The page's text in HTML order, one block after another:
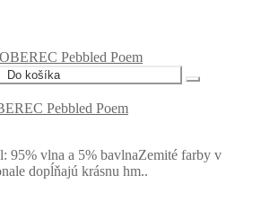
Do košíka
Pebbled Poem
95% vlna a 5% bavlnaZemité farby v
dopĺňajú krásnu hm..